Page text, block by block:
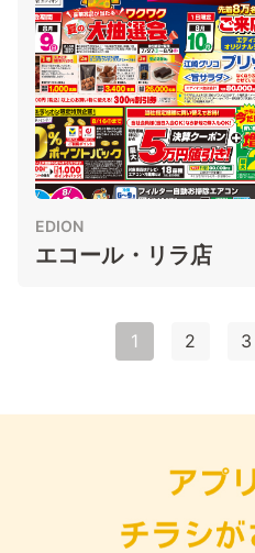
EDION
エコール・リラ店
1 2 3